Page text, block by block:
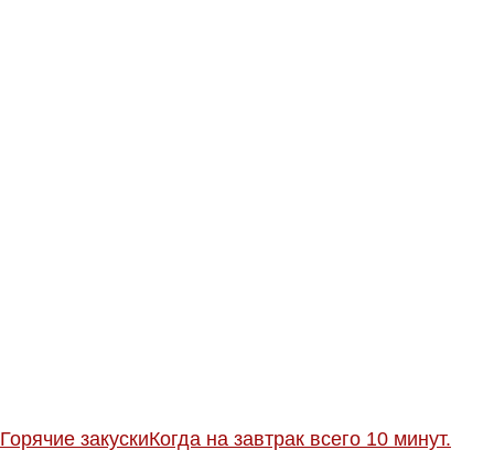
Горячие закускиКогда на завтрак всего 10 минут.